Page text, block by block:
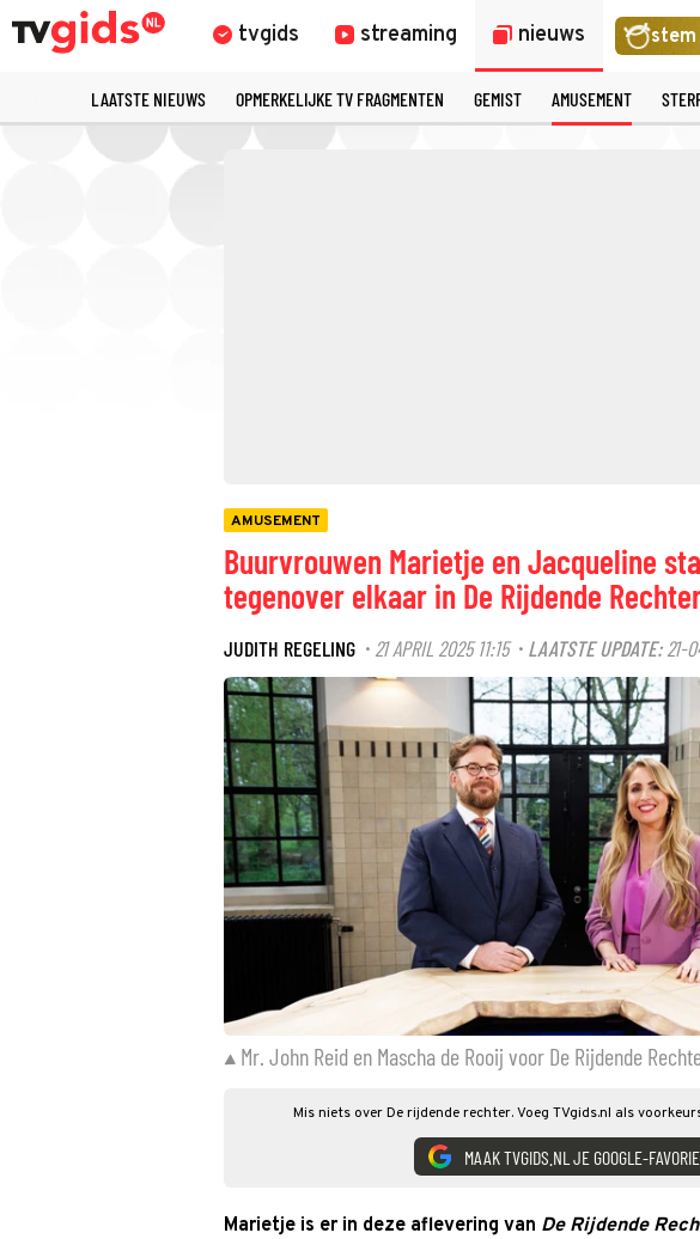
tvgids streaming nieuws stem
LAATSTE NIEUWS OPMERKELIJKE TV FRAGMENTEN GEMIST AMUSEMENT
AMUSEMENT
Buurvrouwen Marietje en Jacqueline
tegenover elkaar in De Rijdende
JUDITH REGELING · 21 APRIL 2025 11:15· LAATSTE UPDATE: 21-
Mr. John Reid en Mascha de Rooij voor De Rijdende
Mis niets over De rijdende rechter. Voeg TVgids.nl als
MAAK TVGIDS.NL JE GOOGLE-
Marietje is er in deze aflevering van De Rijdende